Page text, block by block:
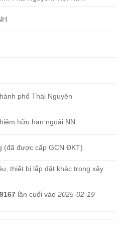
phố Thái Nguyên
hữu hạn ngoài NN
(đã được cấp GCN ĐKT)
thiết bị lắp đặt khác trong xây
lần cuối vào 2025-02-19